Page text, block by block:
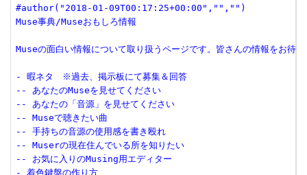
#author("2018-01-09T00:17:25+00:00","","")
Muse事典/Museおもしろ情報
Museの面白い情報について取り扱うページです。皆さんの情報をお待
- 暇ネタ　※過去、掲示板にて募集＆回答
-- あなたのMuseを見せてください
-- あなたの「音源」を見せてください
-- Museで聴きたい曲
-- 手持ちの音源の使用感を書き殴れ
-- Muserの現在住んでいる所を知りたい
-- お気に入りのMusing用エディター
- 着色鍵盤の作り方